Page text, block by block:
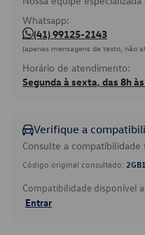
Whatsapp:
(41) 99125-2143
(apenas mensagens de texto, não
Horário de atendimento:
Segunda à sexta, das 8h
Verifique a
Consulte a
Código original consultado:
Compatibilidade disponível
Entrar